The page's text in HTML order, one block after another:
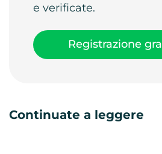
e verificate.
Registrazione
Continuate a leggere